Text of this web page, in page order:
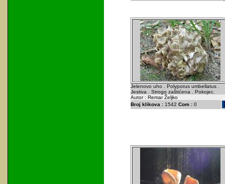
Jelenovo uho . Polyporus umbellatus .
Jestiva . Strogo zaštićena . Pokojec.
Autor : Remar Željko
Broj klikova :1542 Com :0